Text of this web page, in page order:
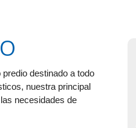
destinado a todo
nuestra principal
necesidades de